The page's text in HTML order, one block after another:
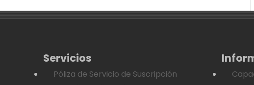
Servicios
Póliza de Servicio de Suscripción